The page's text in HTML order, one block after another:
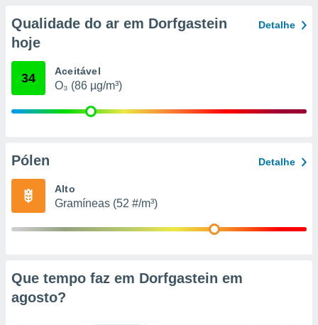
através
estudos
Qualidade do ar em Dorfgastein
hoje
Detalhe
34 Aceitável
O₃ (86 µg/m³)
Pólen Detalhe
Alto
Gramíneas (52 #/m³)
Que tempo faz em Dorfgastein em
agosto?